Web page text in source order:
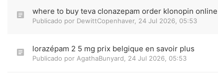
where to buy teva clonazepam order klonopin online
Publicado por DewittCopenhaver, 24 Jul 2026, 05:53
lorazépam 2 5 mg prix belgique en savoir plus
Publicado por AgathaBunyard 24 Jul 2026, 05:53